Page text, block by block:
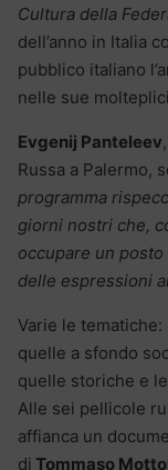
Cultura della
dell’anno in Italia
pubblico italiano
nelle sue
Evgenij Panteleev
Russa a Palermo,
programma
giorni nostri che,
occupare un
delle espressioni
Varie le tematiche:
quelle a sfondo
quelle storiche e
Alle sei pellicole
affianca un
di Tommaso